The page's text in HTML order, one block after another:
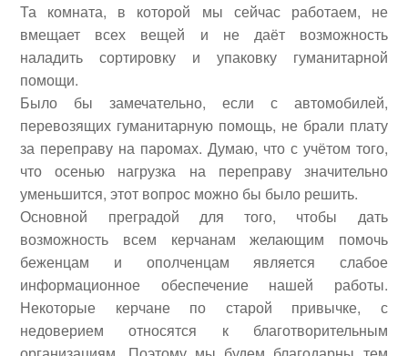
Та комната, в которой мы сейчас работаем, не
вмещает всех вещей и не даёт возможность
наладить сортировку и упаковку гуманитарной
помощи.
Было бы замечательно, если с автомобилей,
перевозящих гуманитарную помощь, не брали плату
за переправу на паромах. Думаю, что с учётом того,
что осенью нагрузка на переправу значительно
уменьшится, этот вопрос можно бы было решить.
Основной преградой для того, чтобы дать
возможность всем керчанам желающим помочь
беженцам и ополченцам является слабое
информационное обеспечение нашей работы.
Некоторые керчане по старой привычке, с
недоверием относятся к благотворительным